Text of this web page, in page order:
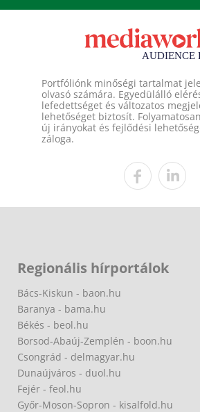
Portfóliónk minőségi tartalmat
olvasó számára. Egyedülálló
lefedettséget és változatos
lehetőséget biztosít.
új irányokat és fejlődési
záloga.
Regionális hírportálok
Bács-Kiskun - baon.hu
Baranya - bama.hu
Békés - beol.hu
Borsod-Abaúj-Zemplén - boon.hu
Csongrád - delmagyar.hu
Dunaújváros - duol.hu
Fejér - feol.hu
Győr-Moson-Sopron - kisalfold.hu